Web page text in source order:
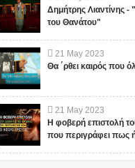
Δημήτρης Λιαντίνης
του Θανάτου"
21 May 2023
Θα ΄ρθει καιρός που
21 May 2023
Η φοβερή επιστολή
που περιγράφει πως